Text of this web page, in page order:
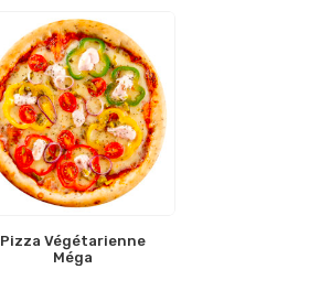
Pizza Végétarienne
Méga